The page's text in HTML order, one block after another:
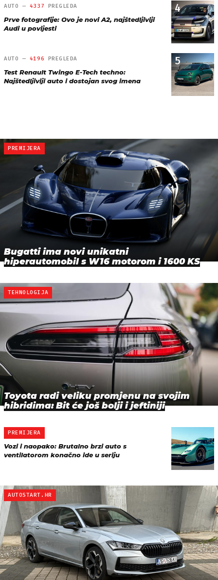
4
AUTO — 4337 PREGLEDA
Prve fotografije: Ovo je novi A2, najštedljiviji
Audi u povijesti
5
AUTO — 4196 PREGLEDA
Test Renault Twingo E-Tech techno:
Najštedljiviji auto i dostojan svog imena
PREMIJERA
Bugatti ima novi unikatni
hiperautomobil s W16 motorom i 1600 KS
TEHNOLOGIJA
Toyota radi veliku promjenu na svojim
hibridima: Bit će još bolji i jeftiniji
PREMIJERA
Vozi i naopako: Brutalno brzi auto s
ventilatorom konačno ide u seriju
AUTOSTART.HR